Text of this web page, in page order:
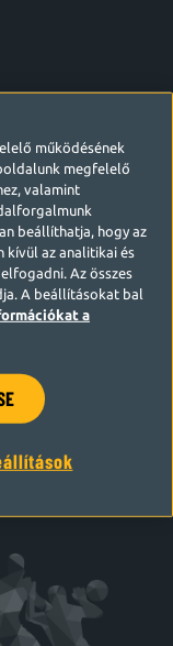
működésének
megfelelő
valamint
beállíthatja, hogy az
kívül az analitikai és
Az összes
A beállításokat bal
a